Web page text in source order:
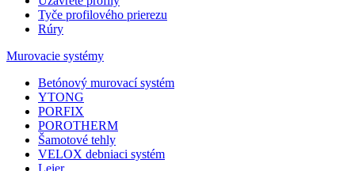
Tyče profilového prierezu
Rúry
Murovacie systémy
Betónový murovací systém
YTONG
PORFIX
POROTHERM
Šamotové tehly
VELOX debniaci systém